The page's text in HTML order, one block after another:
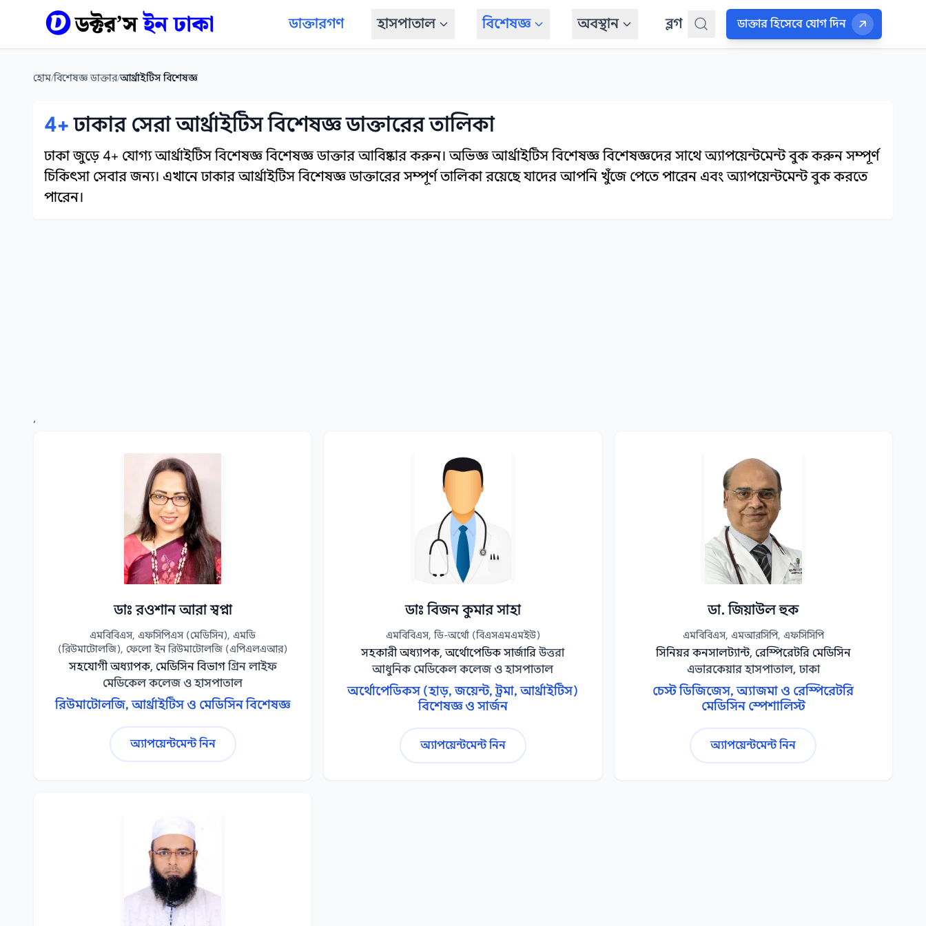
ডাক্তারগণ হাসপাতাল বিশেষজ্ঞ অবস্থান ব্লগ ডাক্তার হিসেবে যোগ দিন
হোম/বিশেষজ্ঞ ডাক্তার/আর্থ্রাইটিস বিশেষজ্ঞ
4+ঢাকার সেরা আর্থ্রাইটিস বিশেষজ্ঞ ডাক্তারের তালিকা
ঢাকা জুড়ে 4+ যোগ্য আর্থ্রাইটিস বিশেষজ্ঞ বিশেষজ্ঞ ডাক্তার আবিষ্কার করুন। অভিজ্ঞ আর্থ্রাইটিস বিশেষজ্ঞ বিশেষজ্ঞদের সাথে অ্যাপয়েন্টমেন্ট বুক করুন সম্পূর্ণ
চিকিৎসা সেবার জন্য। এখানে ঢাকার আর্থ্রাইটিস বিশেষজ্ঞ ডাক্তারের সম্পূর্ণ তালিকা রয়েছে যাদের আপনি খুঁজে পেতে পারেন এবং অ্যাপয়েন্টমেন্ট বুক করতে
পারেন।
‘
ডাঃ রওশান আরা স্বপ্না
এমবিবিএস, এফসিপিএস (মেডিসিন), এমডি
(রিউমাটোলজি), ফেলো ইন রিউমাটোলজি (এপিএলএআর)
সহযোগী অধ্যাপক, মেডিসিন বিভাগ গ্রিন লাইফ
মেডিকেল কলেজ ও হাসপাতাল
রিউমাটোলজি, আর্থ্রাইটিস ও মেডিসিন বিশেষজ্ঞ
অ্যাপয়েন্টমেন্ট নিন
ডাঃ বিজন কুমার সাহা
এমবিবিএস, ডি-অর্থো (বিএসএমএমইউ)
সহকারী অধ্যাপক, অর্থোপেডিক সার্জারি উত্তরা
আধুনিক মেডিকেল কলেজ ও হাসপাতাল
অর্থোপেডিকস (হাড়, জয়েন্ট, ট্রমা, আর্থ্রাইটিস)
বিশেষজ্ঞ ও সার্জন
অ্যাপয়েন্টমেন্ট নিন
ডা. জিয়াউল হুক
এমবিবিএস, এমআরসিপি, এফসিসিপি
সিনিয়র কনসালট্যান্ট, রেস্পিরেটরি মেডিসিন
এভারকেয়ার হাসপাতাল, ঢাকা
চেস্ট ডিজিজেস, অ্যাজমা ও রেস্পিরেটরি
মেডিসিন স্পেশালিস্ট
অ্যাপয়েন্টমেন্ট নিন